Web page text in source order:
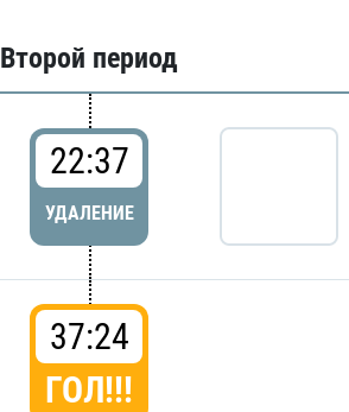
Второй период
22:37
УДАЛЕНИЕ
37:24
ГОЛ!!!